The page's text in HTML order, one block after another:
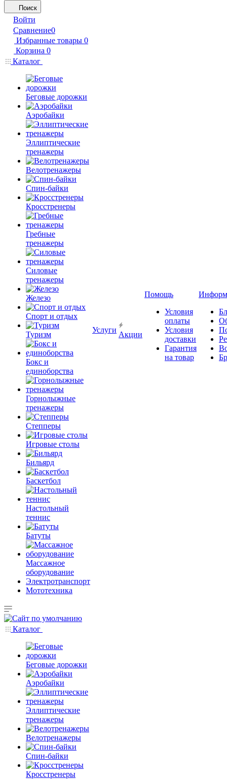
Поиск
Войти
Сравнение0
Избранные товары 0
Корзина 0
Каталог
Беговые дорожки
Аэробайки
Эллиптические
тренажеры
Велотренажеры
Спин-байки
Кросстренеры
Гребные
тренажеры
Силовые
тренажеры
Железо
Спорт и отдых
Туризм
Бокс и
единоборства
Горнолыжные
тренажеры
Степперы
Игровые столы
Бильярд
Баскетбол
Настольный
теннис
Батуты
Массажное
оборудование
Электротранспорт
Мототехника
Услуги
Акции
Помощь
Условия
оплаты
Условия
доставки
Гарантия
на товар
Каталог
Беговые дорожки
Аэробайки
Эллиптические
тренажеры
Велотренажеры
Спин-байки
Кросстренеры